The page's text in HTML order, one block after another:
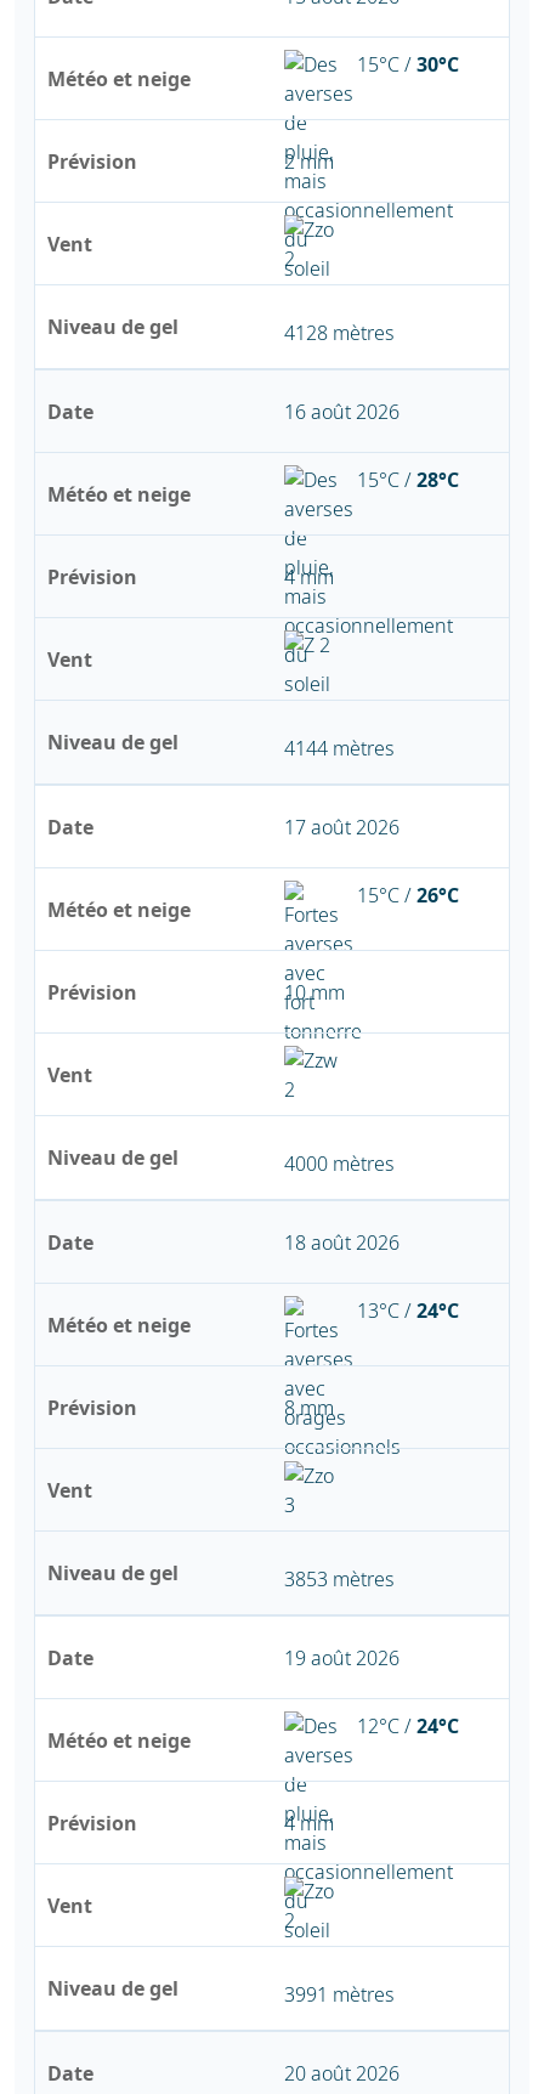
Météo et neige
Prévision
Vent
Niveau de gel
15°C /30°C
2 mm
4128 mètres
Date
Météo et neige
Prévision
Vent
Niveau de gel
16 août 2026
15°C /28°C
4 mm
4144 mètres
Date
Météo et neige
Prévision
Vent
Niveau de gel
17 août 2026
15°C /26°C
10 mm
4000 mètres
Date
Météo et neige
Prévision
Vent
Niveau de gel
18 août 2026
13°C /24°C
8 mm
3853 mètres
Date
Météo et neige
Prévision
Vent
Niveau de gel
19 août 2026
12°C /24°C
4 mm
3991 mètres
Date 20 août 2026